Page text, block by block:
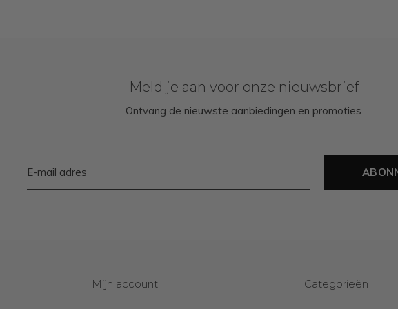
Meld je aan voor onze nieuwsbrief
Ontvang de nieuwste aanbiedingen en promoties
Mijn account Categorieën